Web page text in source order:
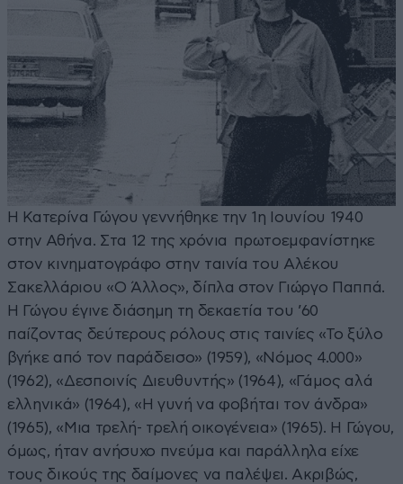
Η Κατερίνα Γώγου γεννήθηκε την 1η Ιουνίου 1940
στην Αθήνα. Στα 12 της χρόνια πρωτοεμφανίστηκε
στον κινηματογράφο στην ταινία του Αλέκου
Σακελλάριου «Ο Άλλος», δίπλα στον Γιώργο Παππά.
Η Γώγου έγινε διάσημη τη δεκαετία του ’60
παίζοντας δεύτερους ρόλους στις ταινίες «Το ξύλο
βγήκε από τον παράδεισο» (1959), «Νόμος 4.000»
(1962), «Δεσποινίς Διευθυντής» (1964), «Γάμος αλά
ελληνικά» (1964), «Η γυνή να φοβήται τον άνδρα»
(1965), «Μια τρελή- τρελή οικογένεια» (1965). Η Γώγου,
όμως, ήταν ανήσυχο πνεύμα και παράλληλα είχε
τους δικούς της δαίμονες να παλέψει. Ακριβώς,